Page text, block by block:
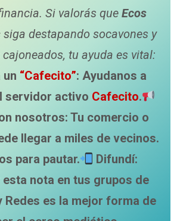
Si valorás que Ecos
siga destapando socavones y
tu ayuda es vital:
un “Cafecito”: Ayudanos a
servidor activo Cafecito.
nosotros: Tu comercio o
llegar a miles de vecinos.
para pautar.
Difundí:
nota en tus grupos de
Redes es la mejor forma de